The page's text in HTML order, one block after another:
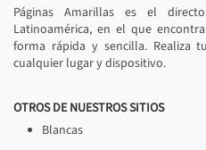
Páginas Amarillas es el
Latinoamérica, en el que
forma rápida y sencilla. Realiza
cualquier lugar y dispositivo.
OTROS DE NUESTROS SITIOS
Blancas